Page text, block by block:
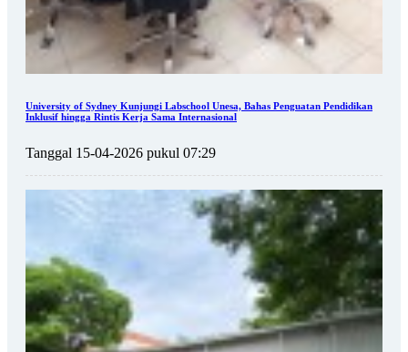
University of Sydney Kunjungi Labschool Unesa, Bahas Penguatan Pendidikan
Inklusif hingga Rintis Kerja Sama Internasional
Tanggal 15-04-2026 pukul 07:29